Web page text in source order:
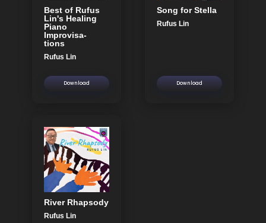
Best of Rufus
Lin's Healing
Piano
Improvisa-
tions
Rufus Lin
Download
Song for Stella
Rufus Lin
Download
River Rhapsody
Rufus Lin